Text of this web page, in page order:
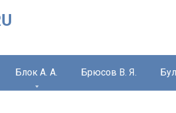
Блок А. А. Брюсов В. Я.